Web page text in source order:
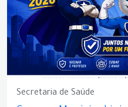
Secretaria de Saúde